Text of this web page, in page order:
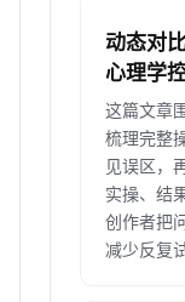
动态对
心理学
这篇文章
梳理完整
见误区，
实操、结
创作者把
减少反复